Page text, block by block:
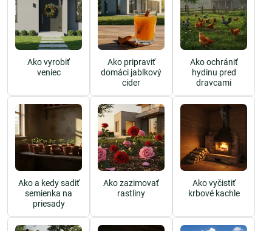
Ako vyrobiť
veniec
Ako pripraviť
domáci jablkový
cider
Ako ochrániť
hydinu pred
dravcami
Ako a kedy sadiť
semienka na
priesady
Ako zazimovať
rastliny
Ako vyčistiť
krbové kachle